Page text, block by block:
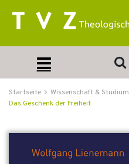
Startseite Wissenschaft & Studium
Das Geschenk der Freiheit